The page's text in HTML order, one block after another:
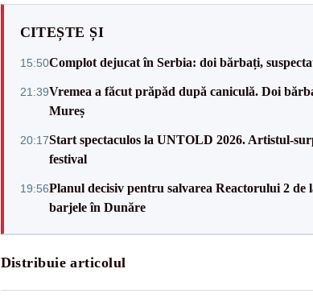
CITEȘTE ȘI
15:50Complot dejucat în Serbia: doi bărbați,
21:39Vremea a făcut prăpăd după caniculă. Doi
Mureș
20:17Start spectaculos la UNTOLD 2026. Artistul-
festival
19:56Planul decisiv pentru salvarea Reactorului 2
barjele în Dunăre
Distribuie articolul